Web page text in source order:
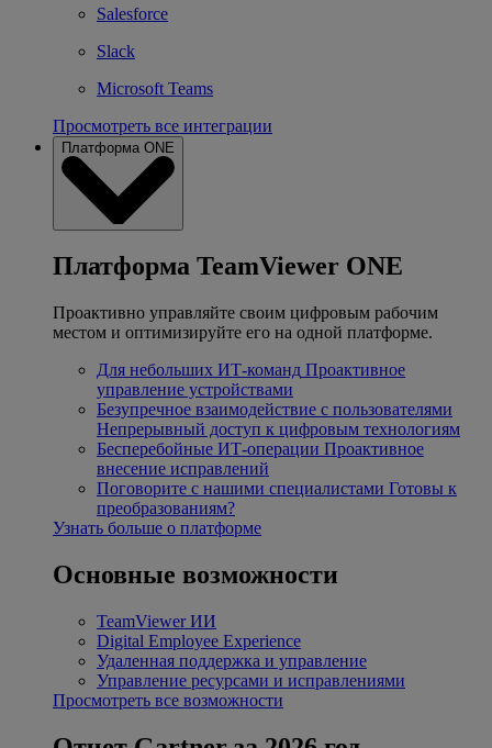
Salesforce
Slack
Microsoft Teams
Просмотреть все интеграции
Платформа ONE
Платформа TeamViewer ONE
Проактивно управляйте своим цифровым рабочим
местом и оптимизируйте его на одной платформе.
Для небольших ИТ-команд Проактивное
управление устройствами
Безупречное взаимодействие с пользователями
Непрерывный доступ к цифровым технологиям
Бесперебойные ИТ-операции Проактивное
внесение исправлений
Поговорите с нашими специалистами Готовы к
преобразованиям?
Узнать больше о платформе
Основные возможности
TeamViewer ИИ
Digital Employee Experience
Удаленная поддержка и управление
Управление ресурсами и исправлениями
Просмотреть все возможности